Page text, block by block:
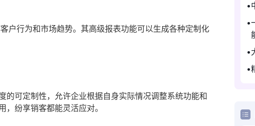
户行为和市场趋势。其高级报表功能可以生成各种定制化
可定制性，允许企业根据自身实际情况调整系统功能和
纷享销客都能灵活应对。